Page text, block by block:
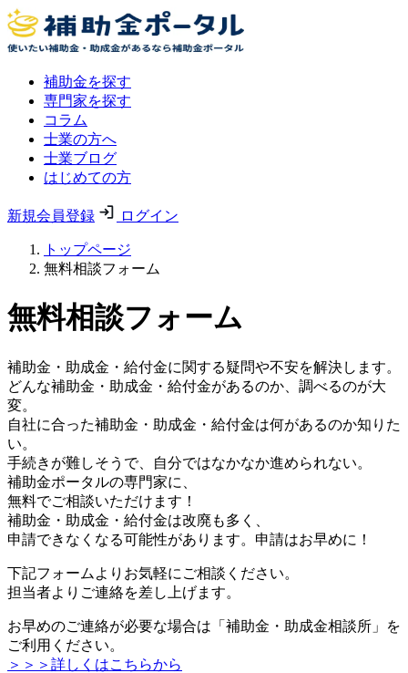
補助金を探す
専門家を探す
コラム
士業の方へ
士業ブログ
はじめての方
新規会員登録 ログイン
トップページ
無料相談フォーム
無料相談フォーム
補助金・助成金・給付金に関する疑問や不安を解決します。
どんな補助金・助成金・給付金があるのか、調べるのが大
変。
自社に合った補助金・助成金・給付金は何があるのか知りた
い。
手続きが難しそうで、自分ではなかなか進められない。
補助金ポータルの専門家に、
無料でご相談いただけます！
補助金・助成金・給付金は改廃も多く、
申請できなくなる可能性があります。申請はお早めに！
下記フォームよりお気軽にご相談ください。
担当者よりご連絡を差し上げます。
お早めのご連絡が必要な場合は「補助金・助成金相談所」を
ご利用ください。
＞＞＞詳しくはこちらから